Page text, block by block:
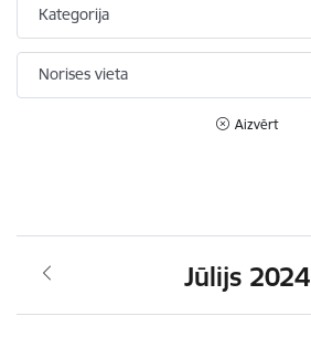
Kategorija
Norises vieta
Aizvērt
Jūlijs 2024